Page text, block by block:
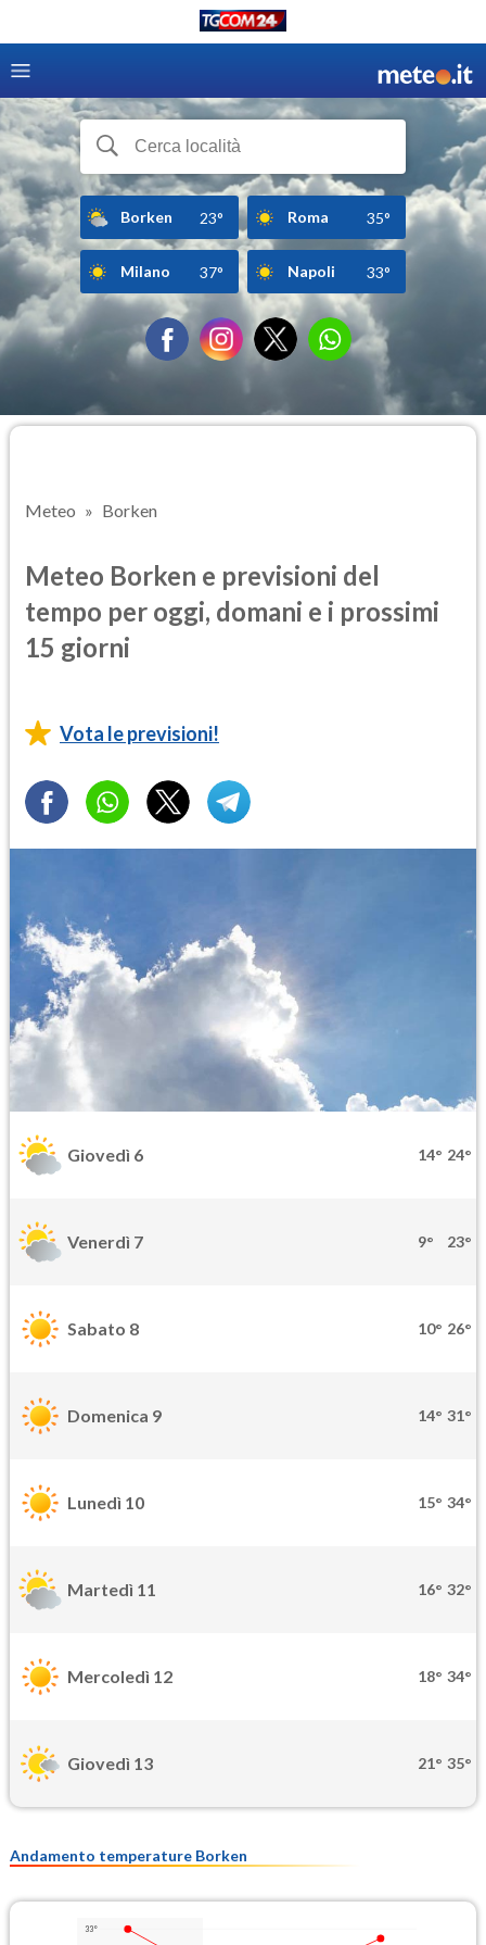
Borken 23° Roma 35°
Milano 37° Napoli 33°
Meteo Borken
Meteo Borken e previsioni del
tempo per oggi, domani e i prossimi
15 giorni
Vota le previsioni!
Giovedì 6 14° 24°
Venerdì 7 9° 23°
Sabato 8 10° 26°
Domenica 9 14° 31°
Lunedì 10 15° 34°
Martedì 11 16° 32°
Mercoledì 12 18° 34°
Giovedì 13 21° 35°
Andamento temperature Borken
33°